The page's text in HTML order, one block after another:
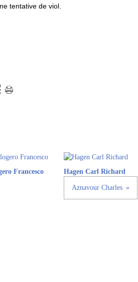
tentative de viol.
Francesco Hagen Carl Richard
Aznavour Charles